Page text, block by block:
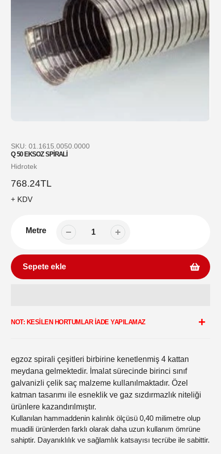
SKU: 01.1615.0050.0000
Q 50 EKSOZ SPİRALİ
Satıcı
Hidrotek
Normal
fiyat
768.24TL
+ KDV
Metre
Sepete ekle
ürün
NOT: KESİLEN HORTUMLAR İADE YAPILAMAZ
egzoz spirali çeşitleri birbirine kenetlenmiş 4 kattan
meydana gelmektedir. İmalat sürecinde birinci sınıf
galvanizli çelik saç malzeme kullanılmaktadır. Özel
katman tasarımı ile esneklik ve gaz sızdırmazlık niteliği
ürünlere kazandırılmıştır.
Kullanılan hammaddenin kalınlık ölçüsü 0,40 milimetre olup
muadili ürünlerden farklı olarak daha uzun kullanım ömrüne
sahiptir. Dayanıklılık ve sağlamlık katsayısı tecrübe ile sabittir.